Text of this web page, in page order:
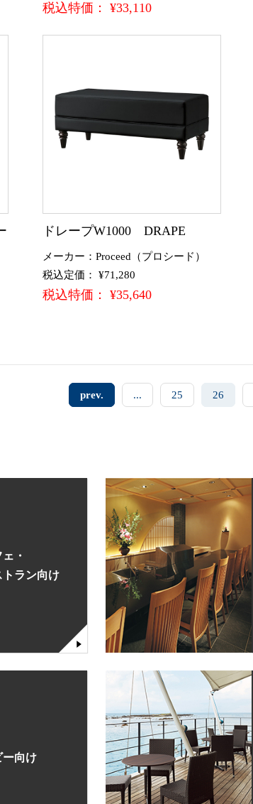
税込特価： ¥33,110
ドレープW1000 DRAPE
メーカー：Proceed（プロシード）
税込定価： ¥71,280
税込特価： ¥35,640
prev. ... 25 26
・
トラン向け
ー向け